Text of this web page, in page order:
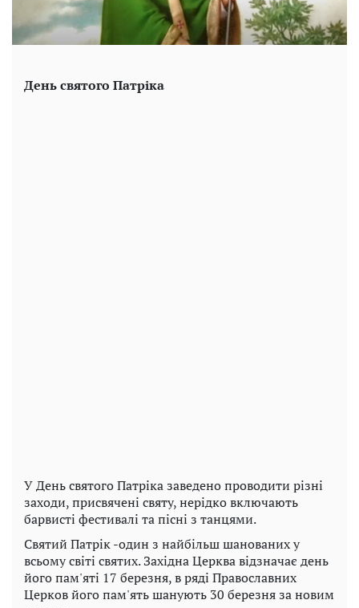
День святого Патріка
У День святого Патріка заведено проводити різні
заходи, присвячені святу, нерідко включають
барвисті фестивалі та пісні з танцями.
Святий Патрік -один з найбільш шанованих у
всьому світі святих. Західна Церква відзначає день
його пам'яті 17 березня, в ряді Православних
Церков його пам'ять шанують 30 березня за новим